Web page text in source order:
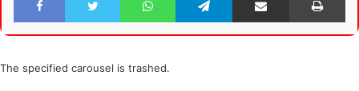
The specified carousel is trashed.